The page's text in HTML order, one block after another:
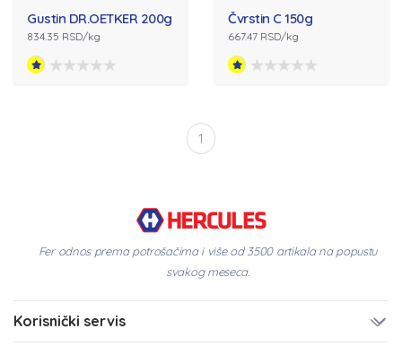
Gustin DR.OETKER 200g
834.35 RSD/kg
Čvrstin C 150g
667.47 RSD/kg
1
Fer odnos prema potrošačima i više od 3500 artikala na popustu
svakog meseca.
Korisnički servis